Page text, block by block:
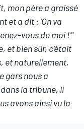
mon père a graissé
et a dit : 'On va
vous de moi !'"
et bien sûr, c'était
et naturellement,
gars nous a
la tribune, il
avons ainsi vu la